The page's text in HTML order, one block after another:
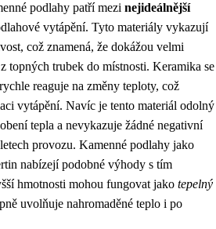
podlahy patří mezi nejideálnější
vytápění. Tyto materiály vykazují
což znamená, že dokážou velmi
topných trubek do místnosti. Keramika se
reaguje na změny teploty, což
vytápění. Navíc je tento materiál odolný
tepla a nevykazuje žádné negativní
provozu. Kamenné podlahy jako
nabízejí podobné výhody s tím
hmotnosti mohou fungovat jako tepelný
uvolňuje nahromaděné teplo i po